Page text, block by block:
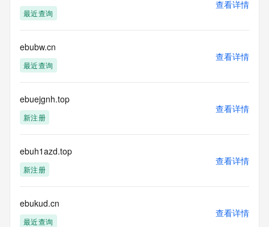
最近查询
查看详情
ebubw.cn
最近查询
查看详情
ebuejgnh.top
新注册
查看详情
ebuh1azd.top
新注册
查看详情
ebukud.cn
最近查询
查看详情